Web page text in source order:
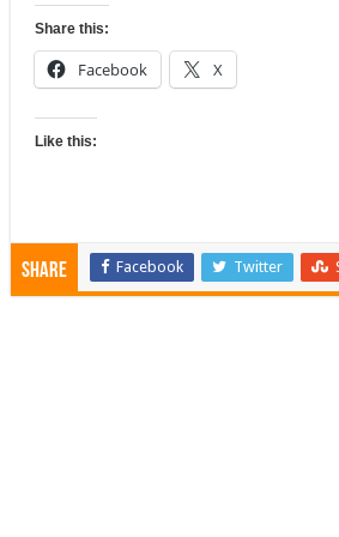
Share this:
Facebook X
Like this:
Share Facebook Twitter